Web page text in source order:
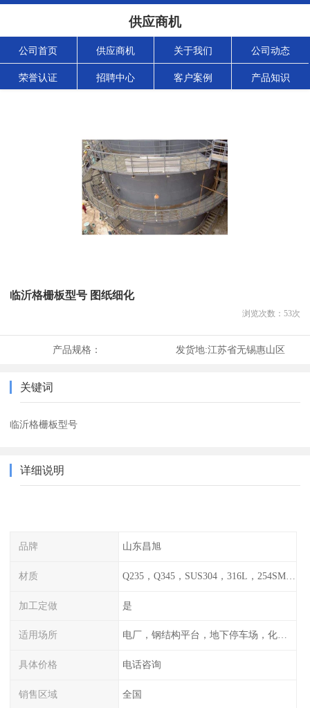
供应商机
公司首页 供应商机 关于我们 公司动态
荣誉认证 招聘中心 客户案例 产品知识
临沂格栅板型号 图纸细化
浏览次数： 53次
产品规格： 发货地:江苏省无锡惠山区
关键词
临沂格栅板型号
详细说明
品牌 山东昌旭
材质 Q235，Q345，SUS304，316L，254SMO，2205
加工定做 是
适用场所 电厂，钢结构平台，地下停车场，化工平台，港口码头
具体价格 电话咨询
销售区域 全国